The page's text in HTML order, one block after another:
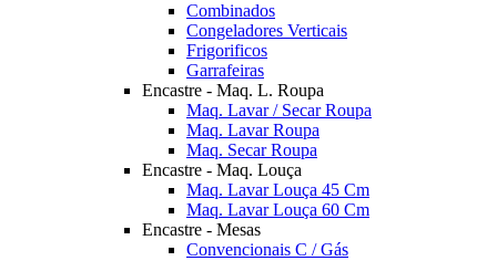
Combinados
Congeladores Verticais
Frigorificos
Garrafeiras
Encastre - Maq. L. Roupa
Maq. Lavar / Secar Roupa
Maq. Lavar Roupa
Maq. Secar Roupa
Encastre - Maq. Louça
Maq. Lavar Louça 45 Cm
Maq. Lavar Louça 60 Cm
Encastre - Mesas
Convencionais C / Gás